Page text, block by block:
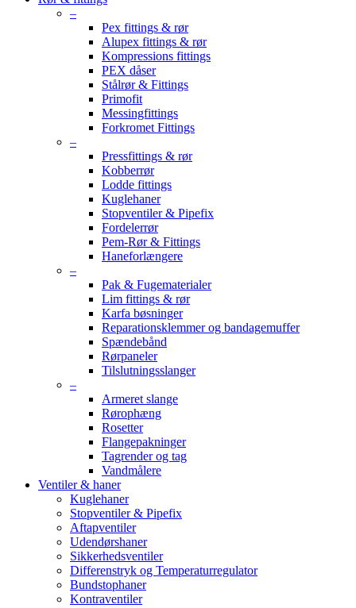
–
Pex fittings & rør
Alupex fittings & rør
Kompressions fittings
PEX dåser
Stålrør & Fittings
Primofit
Messingfittings
Forkromet Fittings
–
Pressfittings & rør
Kobberrør
Lodde fittings
Kuglehaner
Stopventiler & Pipefix
Fordelerrør
Pem-Rør & Fittings
Haneforlængere
–
Pak & Fugematerialer
Lim fittings & rør
Karfa bøsninger
Reparationsklemmer og bandagemuffer
Spændebånd
Rørpaneler
Tilslutningsslanger
–
Armeret slange
Rørophæng
Rosetter
Flangepakninger
Tagrender og tag
Vandmålere
Ventiler & haner
Kuglehaner
Stopventiler & Pipefix
Aftapventiler
Udendørshaner
Sikkerhedsventiler
Differenstryk og Temperaturregulator
Bundstophaner
Kontraventiler